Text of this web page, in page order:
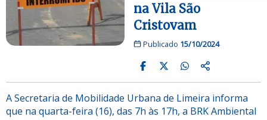
na Vila São
Cristovam
Publicado 15/10/2024
A Secretaria de Mobilidade Urbana de Limeira informa
que na quarta-feira (16), das 7h às 17h, a BRK Ambiental